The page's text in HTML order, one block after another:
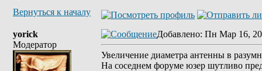
Вернуться к началу
yorick
Модератор
Добавлено: Пн Мар 16,
Увеличение диаметра антенны в
На соседнем форуме юзер шутливо